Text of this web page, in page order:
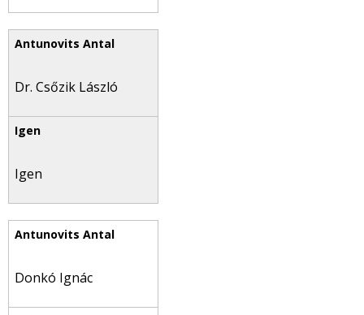
Dr. Csőzik László
Igen
Donkó Ignác